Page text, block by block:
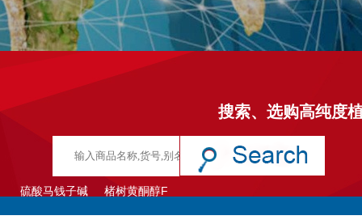
搜索、选购高纯度
硫酸马钱子碱 楮树黄酮醇F